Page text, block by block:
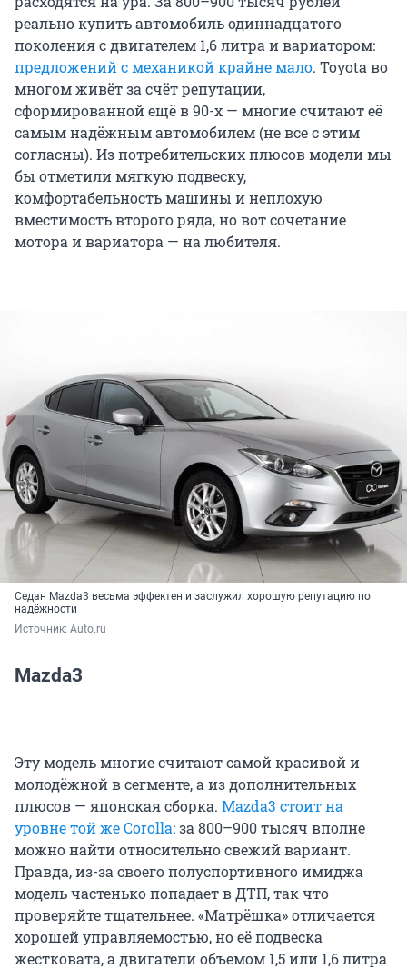
реально купить автомобиль одиннадцатого
поколения с двигателем 1,6 литра и вариатором:
предложений с механикой крайне мало. Toyota во
многом живёт за счёт репутации,
сформированной ещё в 90-х — многие считают её
самым надёжным автомобилем (не все с этим
согласны). Из потребительских плюсов модели мы
бы отметили мягкую подвеску,
комфортабельность машины и неплохую
вместимость второго ряда, но вот сочетание
мотора и вариатора — на любителя.
Седан Mazda3 весьма эффектен и заслужил хорошую репутацию по
надёжности
Источник: Auto.ru
Mazda3
Эту модель многие считают самой красивой и
молодёжной в сегменте, а из дополнительных
плюсов — японская сборка. Mazda3 стоит на
уровне той же Corolla: за 800–900 тысяч вполне
можно найти относительно свежий вариант.
Правда, из-за своего полуспортивного имиджа
модель частенько попадает в ДТП, так что
проверяйте тщательнее. «Матрёшка» отличается
хорошей управляемостью, но её подвеска
жестковата, а двигатели объемом 1,5 или 1,6 литра